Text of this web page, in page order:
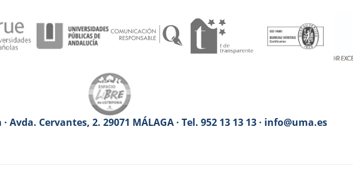
Avda. Cervantes, 2. 29071 MÁLAGA · Tel. 952 13 13 13 · info@uma.es